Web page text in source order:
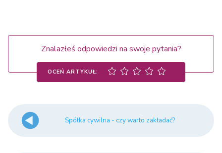
Znalazłeś odpowiedzi na swoje pytania?
OCEŃ ARTYKUŁ:
Spółka cywilna - czy warto zakładać?